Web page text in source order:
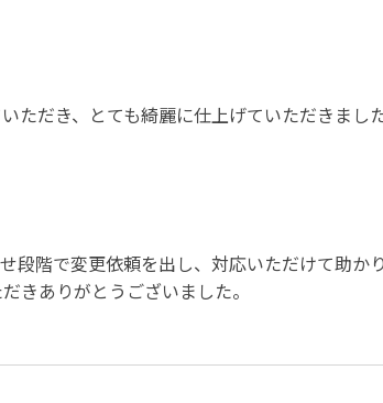
ただき、とても綺麗に仕上げていただきまし
段階で変更依頼を出し、対応いただけて助
きありがとうございました。